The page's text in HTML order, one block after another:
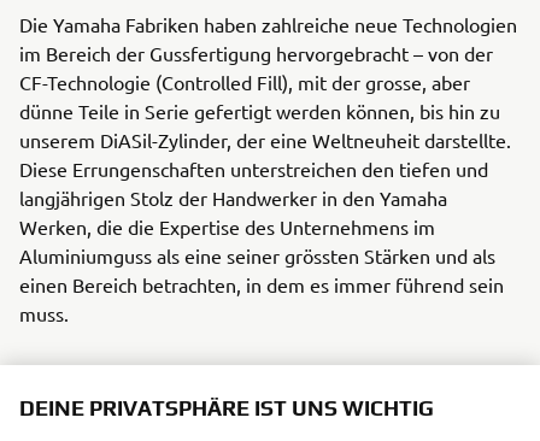
Die Yamaha Fabriken haben zahlreiche neue Technologien
im Bereich der Gussfertigung hervorgebracht – von der
CF-Technologie (Controlled Fill), mit der grosse, aber
dünne Teile in Serie gefertigt werden können, bis hin zu
unserem DiASil-Zylinder, der eine Weltneuheit darstellte.
Diese Errungenschaften unterstreichen den tiefen und
langjährigen Stolz der Handwerker in den Yamaha
Werken, die die Expertise des Unternehmens im
Aluminiumguss als eine seiner grössten Stärken und als
einen Bereich betrachten, in dem es immer führend sein
muss.
DEINE PRIVATSPHÄRE IST UNS WICHTIG